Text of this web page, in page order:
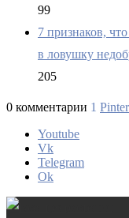
99
7 признаков,
в ловушку
205
0 комментарии 1
Youtube
Vk
Telegram
Ok